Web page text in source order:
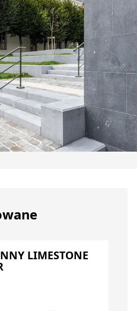
LIMESTONE